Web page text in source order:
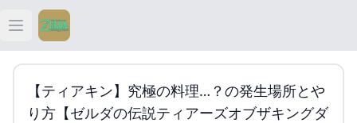
Open main menu
ティアキン
ティアキン 祠
【ティアキン】究極の料理…？の発生場所とや
り方【ゼルダの伝説ティアーズオブザキングダ